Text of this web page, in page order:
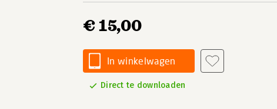
€ 15,00
In winkelwagen
Direct te downloaden